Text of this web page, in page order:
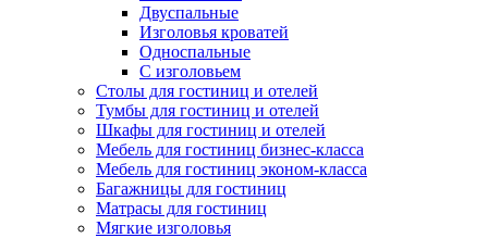
Двуспальные
Изголовья кроватей
Односпальные
С изголовьем
Столы для гостиниц и отелей
Тумбы для гостиниц и отелей
Шкафы для гостиниц и отелей
Мебель для гостиниц бизнес-класса
Мебель для гостиниц эконом-класса
Багажницы для гостиниц
Матрасы для гостиниц
Мягкие изголовья